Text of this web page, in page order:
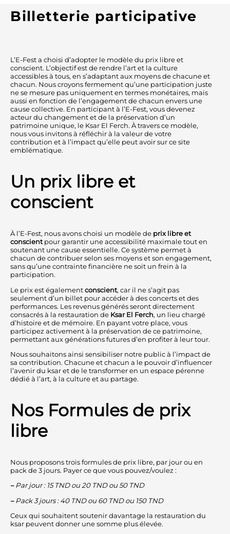
Billetterie participative
L’E-Fest a choisi d’adopter le modèle du prix libre et
conscient. L’objectif est de rendre l’art et la culture
accessibles à tous, en s’adaptant aux moyens de chacune et
chacun. Nous croyons fermement qu’une participation juste
ne se mesure pas uniquement en termes monétaires, mais
aussi en fonction de l’engagement de chacun envers une
cause collective. En participant à l’E-Fest, vous devenez
acteur du changement et de la préservation d’un
patrimoine unique, le Ksar El Ferch. À travers ce modèle,
nous vous invitons à réfléchir à la valeur de votre
contribution et à l’impact qu’elle peut avoir sur ce site
emblématique.
Un prix libre et
conscient
À l’E-Fest, nous avons choisi un modèle de prix libre et
conscientpour garantir une accessibilité maximale tout en
soutenant une cause essentielle. Ce système permet à
chacun de contribuer selon ses moyens et son engagement,
sans qu’une contrainte financière ne soit un frein à la
participation.
Le prix est égalementconscient, car il ne s’agit pas
seulement d’un billet pour accéder à des concerts et des
performances. Les revenus générés seront directement
consacrés à la restauration de Ksar El Ferch, un lieu chargé
d’histoire et de mémoire. En payant votre place, vous
participez activement à la préservation de ce patrimoine,
permettant aux générations futures d’en profiter à leur tour.
Nous souhaitons ainsi sensibiliser notre public à l’impact de
sa contribution. Chacune et chacun a le pouvoir d’influencer
l’avenir du ksar et de le transformer en un espace pérenne
dédié à l’art, à la culture et au partage.
Nos Formules de prix
libre
Nous proposons trois formules de prix libre, par jour ou en
pack de 3 jours. Payer ce que vous pouvez/voulez :
–Par jour : 15 TND ou 20 TND ou 50 TND
–Pack 3 jours : 40 TND ou 60 TND ou 150 TND
Ceux qui souhaitent soutenir davantage la restauration du
ksar peuvent donner une somme plus élevée.